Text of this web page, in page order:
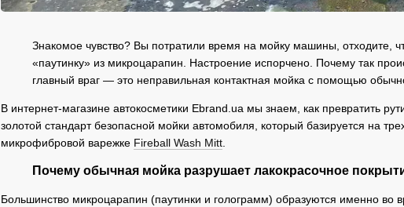
Знакомое чувство? Вы потратили время на мойку машины, отходите,
«паутинку» из микроцарапин. Настроение испорчено. Почему так
главный враг — это неправильная контактная мойка с помощью
В интернет-магазине автокосметики Ebrand.ua мы знаем, как превратить
золотой стандарт безопасной мойки автомобиля, который базируется на
микрофибровой варежке Fireball Wash Mitt.
Почему обычная мойка разрушает лакокрасочное
Большинство микроцарапин (паутинки и голограмм) образуются именно во